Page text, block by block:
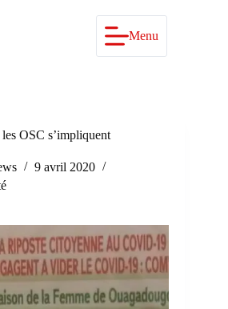
Menu
OSC s’impliquent
9 avril 2020